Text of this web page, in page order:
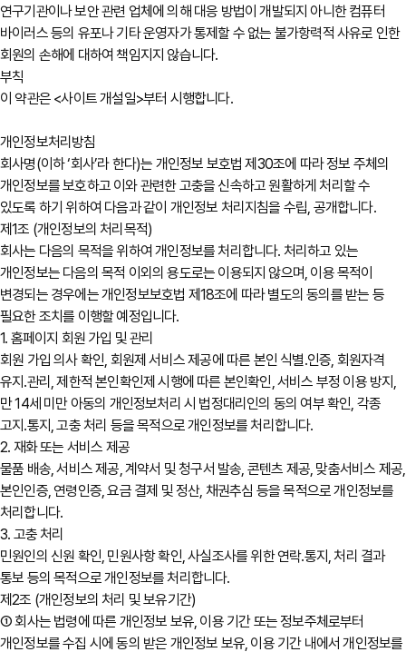
연구기관이나 보안 관련 업체에 의해 대응 방법이 개발되지 아니한 컴퓨터
바이러스 등의 유포나 기타 운영자가 통제할 수 없는 불가항력적 사유로 인한
회원의 손해에 대하여 책임지지 않습니다.
부칙
이 약관은 <사이트 개설일>부터 시행합니다.
개인정보처리방침
회사명(이하 ‘회사’라 한다)는 개인정보 보호법 제30조에 따라 정보 주체의
개인정보를 보호하고 이와 관련한 고충을 신속하고 원활하게 처리할 수
있도록 하기 위하여 다음과 같이 개인정보 처리지침을 수립, 공개합니다.
제1조 (개인정보의 처리목적)
회사는 다음의 목적을 위하여 개인정보를 처리합니다. 처리하고 있는
개인정보는 다음의 목적 이외의 용도로는 이용되지 않으며, 이용 목적이
변경되는 경우에는 개인정보보호법 제18조에 따라 별도의 동의를 받는 등
필요한 조치를 이행할 예정입니다.
1. 홈페이지 회원 가입 및 관리
회원 가입 의사 확인, 회원제 서비스 제공에 따른 본인 식별․인증, 회원자격
유지․관리, 제한적 본인확인제 시행에 따른 본인확인, 서비스 부정 이용 방지,
만 14세 미만 아동의 개인정보처리 시 법정대리인의 동의 여부 확인, 각종
고지․통지, 고충 처리 등을 목적으로 개인정보를 처리합니다.
2. 재화 또는 서비스 제공
물품 배송, 서비스 제공, 계약서 및 청구서 발송, 콘텐츠 제공, 맞춤서비스 제공,
본인인증, 연령인증, 요금 결제 및 정산, 채권추심 등을 목적으로 개인정보를
처리합니다.
3. 고충 처리
민원인의 신원 확인, 민원사항 확인, 사실조사를 위한 연락․통지, 처리 결과
통보 등의 목적으로 개인정보를 처리합니다.
제2조 (개인정보의 처리 및 보유기간)
① 회사는 법령에 따른 개인정보 보유, 이용 기간 또는 정보주체로부터
개인정보를 수집 시에 동의 받은 개인정보 보유, 이용 기간 내에서 개인정보를